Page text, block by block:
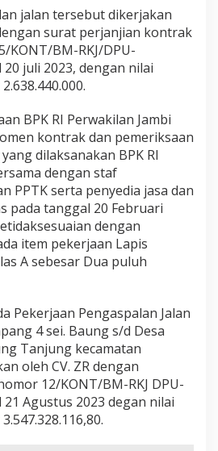
jalan tersebut dikerjakan
surat perjanjian kontrak
KONT/BM-RKJ/DPU-
juli 2023, dengan nilai
BPK RI Perwakilan Jambi
kontrak dan pemeriksaan
dilaksanakan BPK RI
dengan staf
PPTK serta penyedia jasa dan
pada tanggal 20 Februari
dengan
item pekerjaan Lapis
A sebesar Dua puluh
Pekerjaan Pengaspalan Jalan
4 sei. Baung s/d Desa
Tanjung kecamatan
oleh CV. ZR dengan
12/KONT/BM-RKJ DPU-
Agustus 2023 degan nilai